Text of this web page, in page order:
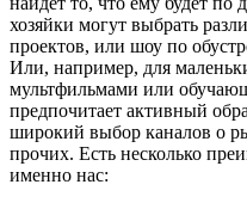
хозяйки могут выбрать
проектов, или шоу по
Или, например, для
мультфильмами или
предпочитает активный
широкий выбор каналов о
прочих. Есть несколько
именно нас: